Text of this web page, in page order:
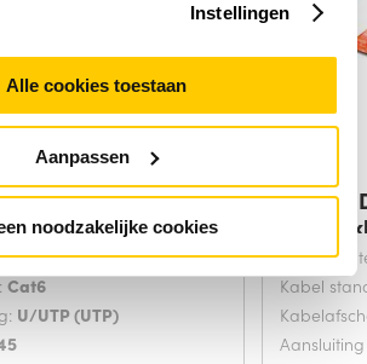
Instellingen
Alle cookies toestaan
Aanpassen
noodzakelijke cookies
0025/B
Blauw
Meters
Cat6
U/UTP (UTP)
Digitus
Kabel